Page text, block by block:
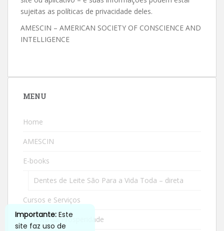
sujeitas as políticas de privacidade deles.
AMESCIN – AMERICAN SOCIETY OF CONSCIENCE AND
INTELLIGENCE
MENU
Home
AMESCIN
E-books
Dentes de Leite São Para a Vida Toda – direta
Cursos e Serviços
Rota da Prosperidade
Importante: Este
site faz uso de